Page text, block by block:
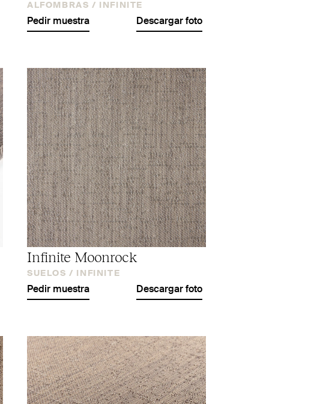
ALFOMBRAS / INFINITE
Pedir muestra Descargar foto
Infinite Moonrock
SUELOS / INFINITE
Pedir muestra Descargar foto